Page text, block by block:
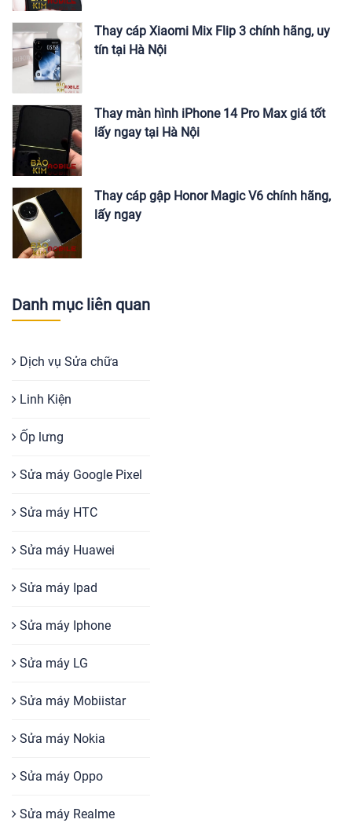
Thay cáp Xiaomi Mix Flip 3 chính hãng, uy
tín tại Hà Nội
Thay màn hình iPhone 14 Pro Max giá tốt
lấy ngay tại Hà Nội
Thay cáp gập Honor Magic V6 chính hãng,
lấy ngay
Danh mục liên quan
Dịch vụ Sửa chữa
Linh Kiện
Ốp lưng
Sửa máy Google Pixel
Sửa máy HTC
Sửa máy Huawei
Sửa máy Ipad
Sửa máy Iphone
Sửa máy LG
Sửa máy Mobiistar
Sửa máy Nokia
Sửa máy Oppo
Sửa máy Realme